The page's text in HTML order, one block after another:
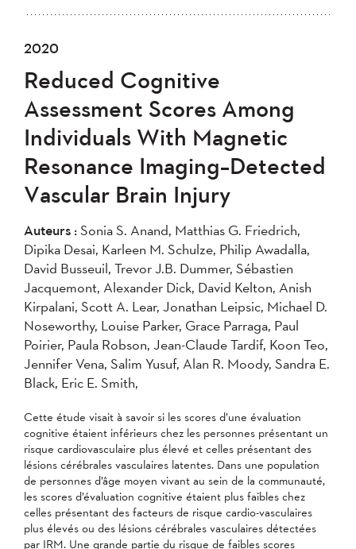
Tout
2023
2020
2019
2017
2016
2015
2014
2013
2012
2011
2010
2008
2006
Appliquer
Plus récent au plus ancien
Plus ancien au plus récent
Appliquer
2020
Reduced Cognitive
Assessment Scores Among
Individuals With Magnetic
Resonance Imaging–Detected
Vascular Brain Injury
Auteurs :Sonia S. Anand, Matthias G. Friedrich,
Dipika Desai, Karleen M. Schulze, Philip Awadalla,
David Busseuil, Trevor J.B. Dummer, Sébastien
Jacquemont, Alexander Dick, David Kelton, Anish
Kirpalani, Scott A. Lear, Jonathan Leipsic, Michael D.
Noseworthy, Louise Parker, Grace Parraga, Paul
Poirier, Paula Robson, Jean-Claude Tardif, Koon Teo,
Jennifer Vena, Salim Yusuf, Alan R. Moody, Sandra E.
Black, Eric E. Smith,
Cette étude visait à savoir si les scores d’une évaluation
cognitive étaient inférieurs chez les personnes présentant un
risque cardiovasculaire plus élevé et celles présentant des
lésions cérébrales vasculaires latentes. Dans une population
de personnes d’âge moyen vivant au sein de la communauté,
les scores d’évaluation cognitive étaient plus faibles chez
celles présentant des facteurs de risque cardio-vasculaires
plus élevés ou des lésions cérébrales vasculaires détectées
par IRM. Une grande partie du risque de faibles scores